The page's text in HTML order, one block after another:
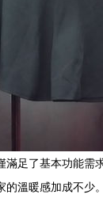
足了基本功能
溫暖感加成不